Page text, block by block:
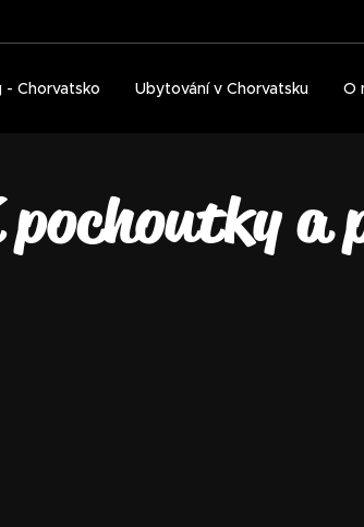
- Chorvatsko Ubytování v Chorvatsku O
pochoutky a